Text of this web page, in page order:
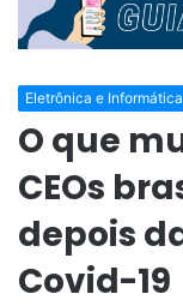
Eletrônica e Informática
O que
CEOs
depois
Covid-19